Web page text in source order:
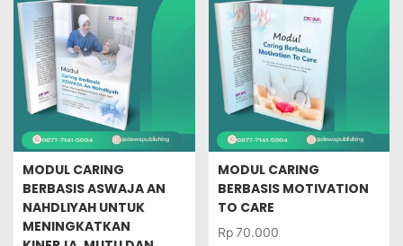
MODUL CARING
BERBASIS ASWAJA AN
NAHDLIYAH UNTUK
MENINGKATKAN
MODUL CARING
BERBASIS MOTIVATION
TO CARE
Rp70.000